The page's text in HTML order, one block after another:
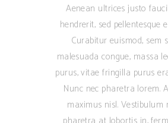
Aenean ultrices justo
hendrerit, sed pellentesque
Curabitur euismod, sem
malesuada congue, massa
purus, vitae fringilla purus
Nunc nec pharetra lorem.
maximus nisl. Vestibulum